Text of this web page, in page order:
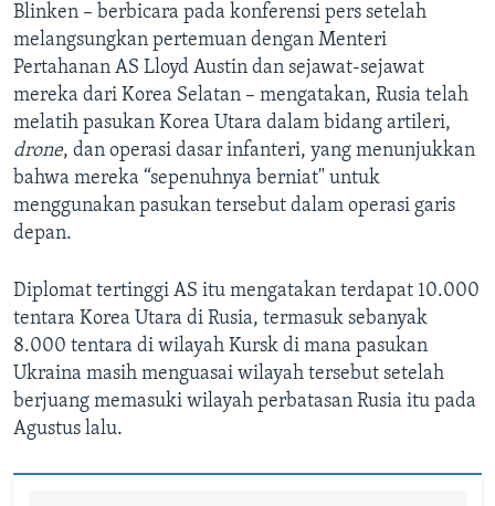
Blinken – berbicara pada konferensi pers setelah
melangsungkan pertemuan dengan Menteri
Pertahanan AS Lloyd Austin dan sejawat-sejawat
mereka dari Korea Selatan – mengatakan, Rusia telah
melatih pasukan Korea Utara dalam bidang artileri,
drone, dan operasi dasar infanteri, yang menunjukkan
bahwa mereka “sepenuhnya berniat" untuk
menggunakan pasukan tersebut dalam operasi garis
depan.
Diplomat tertinggi AS itu mengatakan terdapat 10.000
tentara Korea Utara di Rusia, termasuk sebanyak
8.000 tentara di wilayah Kursk di mana pasukan
Ukraina masih menguasai wilayah tersebut setelah
berjuang memasuki wilayah perbatasan Rusia itu pada
Agustus lalu.